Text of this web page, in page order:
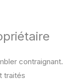
contraignant.
traités